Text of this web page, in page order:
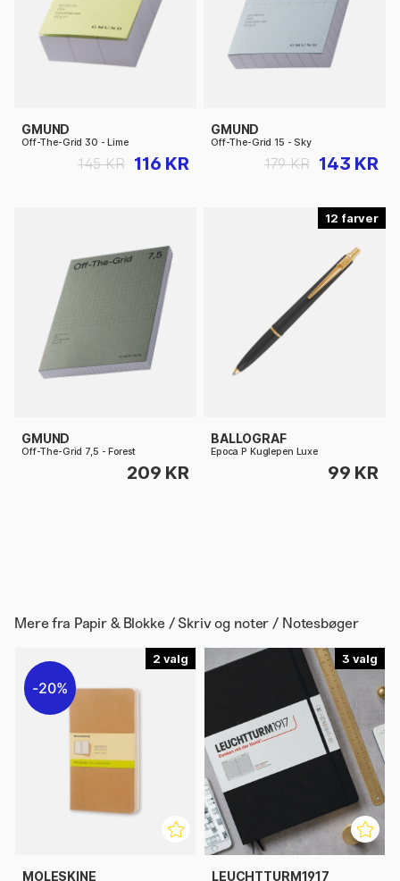
GMUND
Off-The-Grid 30 - Lime
116 KR
145 KR
GMUND
Off-The-Grid 15 - Sky
143 KR
179 KR
GMUND
Off-The-Grid 7,5 - Forest
209 KR
12
BALLOGRAF
Epoca P Kuglepen Luxe
99 KR
Mere fra Papir & Blokke / Skriv og noter / Notesbøger
2
20%
MOLESKINE
3
LEUCHTTURM1917